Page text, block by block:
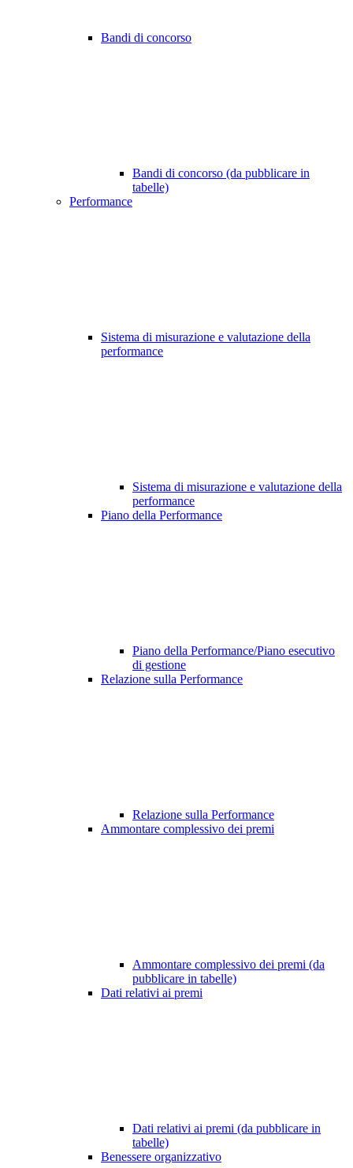
Bandi di concorso
Bandi di concorso (da pubblicare in
tabelle)
Performance
Sistema di misurazione e valutazione della
performance
Sistema di misurazione e valutazione della
performance
Piano della Performance
Piano della Performance/Piano esecutivo
di gestione
Relazione sulla Performance
Relazione sulla Performance
Ammontare complessivo dei premi
Ammontare complessivo dei premi (da
pubblicare in tabelle)
Dati relativi ai premi
Dati relativi ai premi (da pubblicare in
tabelle)
Benessere organizzativo